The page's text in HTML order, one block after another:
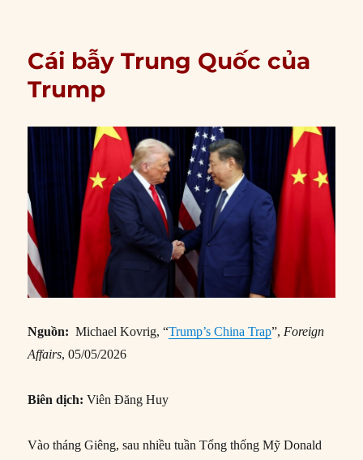
Cái bẫy Trung Quốc của
Trump
Nguồn: Michael Kovrig, “Trump’s China Trap”, Foreign
Affairs, 05/05/2026
Biên dịch:Viên Đăng Huy
Vào tháng Giêng, sau nhiều tuần Tổng thống Mỹ Donald